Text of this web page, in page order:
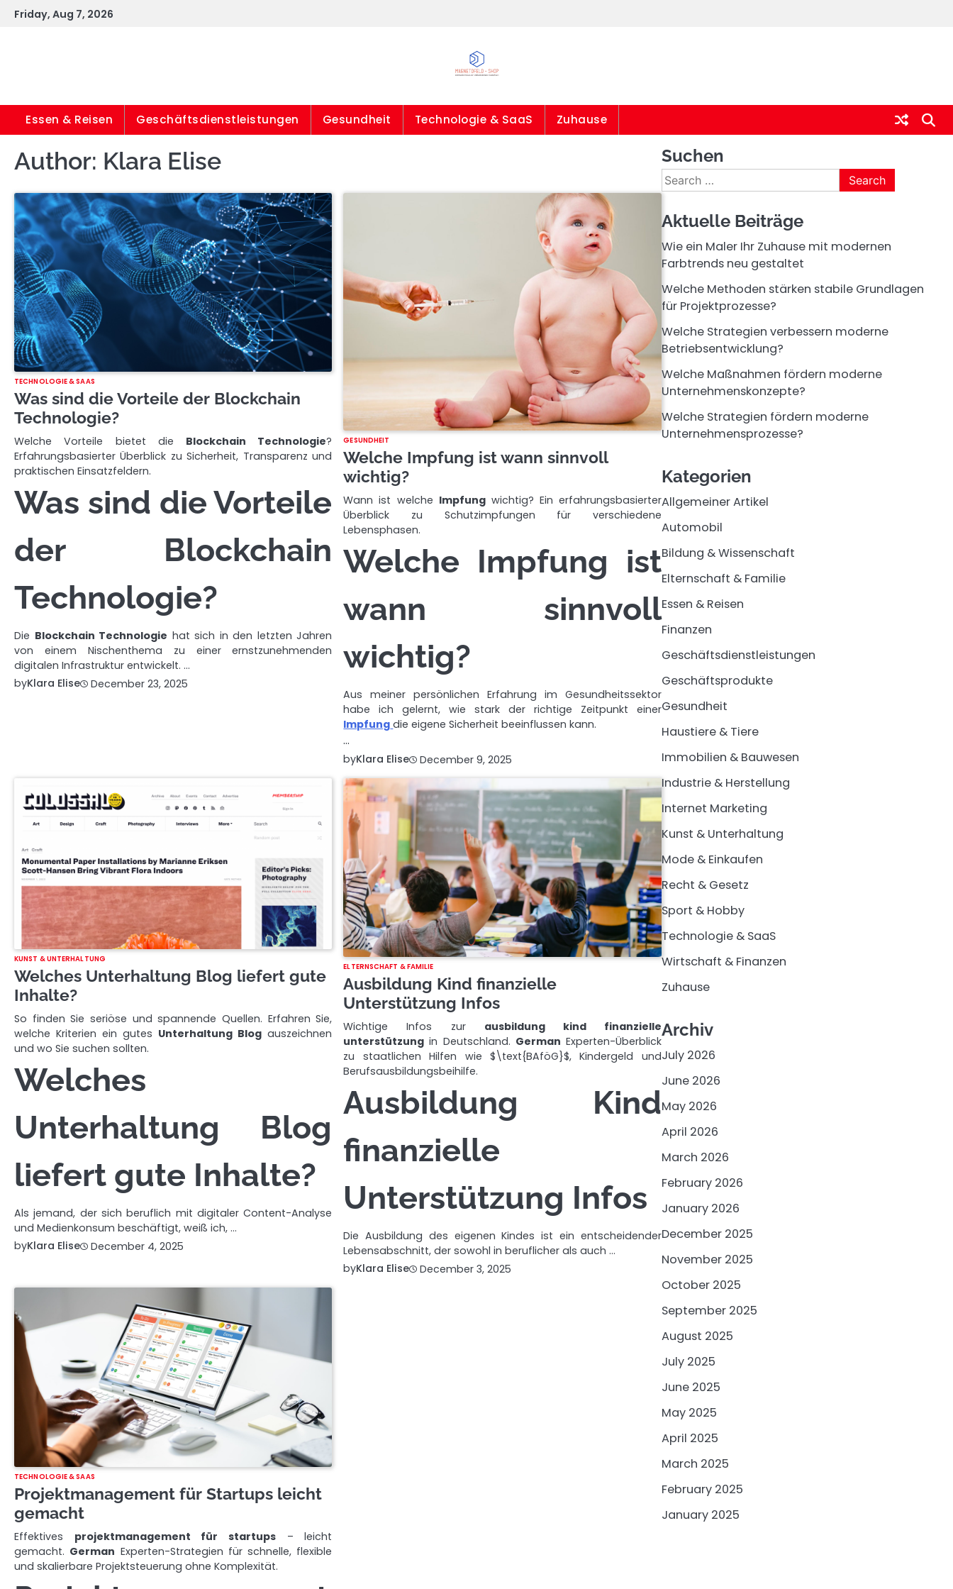
SkipFriday, Aug 7, 2026
Essen & Reisen Geschäftsdienstleistungen Gesundheit Technologie & SaaS Zuhause
Author: Klara Elise
TECHNOLOGIE & SAAS
Was sind die Vorteile der Blockchain
Technologie?
Welche Vorteile bietet die Blockchain Technologie?
Erfahrungsbasierter Überblick zu Sicherheit, Transparenz und
praktischen Einsatzfeldern.
Was sind die Vorteile
der Blockchain
Technologie?
Die Blockchain Technologie hat sich in den letzten Jahren
von einem Nischenthema zu einer ernstzunehmenden
digitalen Infrastruktur entwickelt. …
byKlara Elise December 23, 2025
GESUNDHEIT
Welche Impfung ist wann sinnvoll
wichtig?
Wann ist welche Impfungwichtig? Ein erfahrungsbasierter
Überblick zu Schutzimpfungen für verschiedene
Lebensphasen.
Welche Impfung ist
wann sinnvoll
wichtig?
Aus meiner persönlichen Erfahrung im Gesundheitssektor
habe ich gelernt, wie stark der richtige Zeitpunkt einer
Impfung die eigene Sicherheit beeinflussen kann.
…
byKlara Elise December 9, 2025
KUNST & UNTERHALTUNG
Welches Unterhaltung Blog liefert gute
Inhalte?
So finden Sie seriöse und spannende Quellen. Erfahren Sie,
welche Kriterien ein gutes Unterhaltung Blog auszeichnen
und wo Sie suchen sollten.
Welches
Unterhaltung Blog
liefert gute Inhalte?
Als jemand, der sich beruflich mit digitaler Content-Analyse
und Medienkonsum beschäftigt, weiß ich, …
byKlara Elise December 4, 2025
ELTERNSCHAFT & FAMILIE
Ausbildung Kind finanzielle
Unterstützung Infos
Wichtige Infos zur ausbildung kind finanzielle
unterstützung in Deutschland. German Experten-Überblick
zu staatlichen Hilfen wie $\text{BAföG}$, Kindergeld und
Berufsausbildungsbeihilfe.
Ausbildung Kind
finanzielle
Unterstützung Infos
Die Ausbildung des eigenen Kindes ist ein entscheidender
Lebensabschnitt, der sowohl in beruflicher als auch …
byKlara Elise December 3, 2025
TECHNOLOGIE & SAAS
Projektmanagement für Startups leicht
gemacht
Effektives projektmanagement für startups – leicht
gemacht. German Experten-Strategien für schnelle, flexible
und skalierbare Projektsteuerung ohne Komplexität.
Suchen
Search
for:
Aktuelle Beiträge
Wie ein Maler Ihr Zuhause mit modernen
Farbtrends neu gestaltet
Welche Methoden stärken stabile Grundlagen
für Projektprozesse?
Welche Strategien verbessern moderne
Betriebsentwicklung?
Welche Maßnahmen fördern moderne
Unternehmenskonzepte?
Welche Strategien fördern moderne
Unternehmensprozesse?
Kategorien
Allgemeiner Artikel
Automobil
Bildung & Wissenschaft
Elternschaft & Familie
Essen & Reisen
Finanzen
Geschäftsdienstleistungen
Geschäftsprodukte
Gesundheit
Haustiere & Tiere
Immobilien & Bauwesen
Industrie & Herstellung
Internet Marketing
Kunst & Unterhaltung
Mode & Einkaufen
Recht & Gesetz
Sport & Hobby
Technologie & SaaS
Wirtschaft & Finanzen
Zuhause
Archiv
July 2026
June 2026
May 2026
April 2026
March 2026
February 2026
January 2026
December 2025
November 2025
October 2025
September 2025
August 2025
July 2025
June 2025
May 2025
April 2025
March 2025
February 2025
January 2025